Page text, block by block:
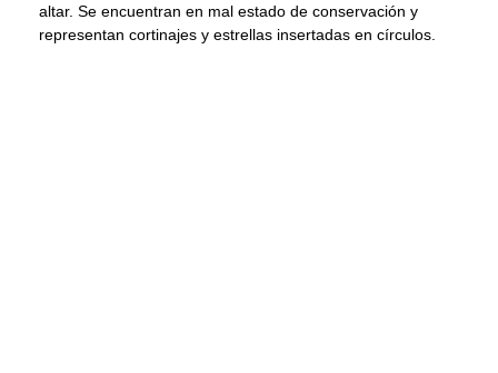
altar. Se encuentran en mal estado de conservación y
representan cortinajes y estrellas insertadas en círculos.